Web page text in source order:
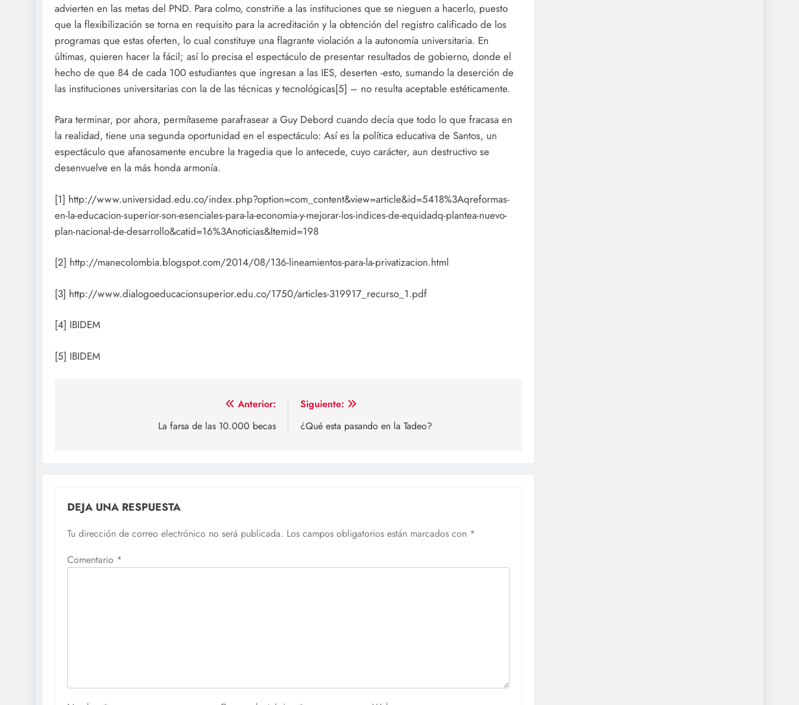
advierten en las metas del PND. Para colmo, constriñe a las instituciones que se nieguen a hacerlo, puesto
que la flexibilización se torna en requisito para la acreditación y la obtención del registro calificado de los
programas que estas oferten, lo cual constituye una flagrante violación a la autonomía universitaria. En
últimas, quieren hacer la fácil; así lo precisa el espectáculo de presentar resultados de gobierno, donde el
hecho de que 84 de cada 100 estudiantes que ingresan a las IES, deserten -esto, sumando la deserción de
las instituciones universitarias con la de las técnicas y tecnológicas[5] – no resulta aceptable estéticamente.
Para terminar, por ahora, permítaseme parafrasear a Guy Debord cuando decía que todo lo que fracasa en
la realidad, tiene una segunda oportunidad en el espectáculo: Así es la política educativa de Santos, un
espectáculo que afanosamente encubre la tragedia que lo antecede, cuyo carácter, aun destructivo se
desenvuelve en la más honda armonía.
[1] http://www.universidad.edu.co/index.php?option=com_content&view=article&id=5418%3Aqreformas-
en-la-educacion-superior-son-esenciales-para-la-economia-y-mejorar-los-indices-de-equidadq-plantea-nuevo-
plan-nacional-de-desarrollo&catid=16%3Anoticias&Itemid=198
[2] http://manecolombia.blogspot.com/2014/08/136-lineamientos-para-la-privatizacion.html
[3] http://www.dialogoeducacionsuperior.edu.co/1750/articles-319917_recurso_1.pdf
[4] IBIDEM
[5] IBIDEM
Anterior:
La farsa de las 10.000 becas
Siguiente:
¿Qué esta pasando en la Tadeo?
DEJA UNA RESPUESTA
Tu dirección de correo electrónico no será publicada. Los campos obligatorios están marcados con *
Comentario *